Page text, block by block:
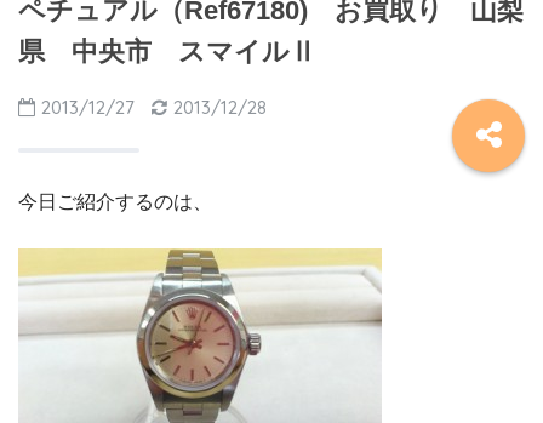
ペチュアル（Ref67180) お買取り 山梨
県 中央市 スマイルⅡ
2013/12/27 2013/12/28
今日ご紹介するのは、